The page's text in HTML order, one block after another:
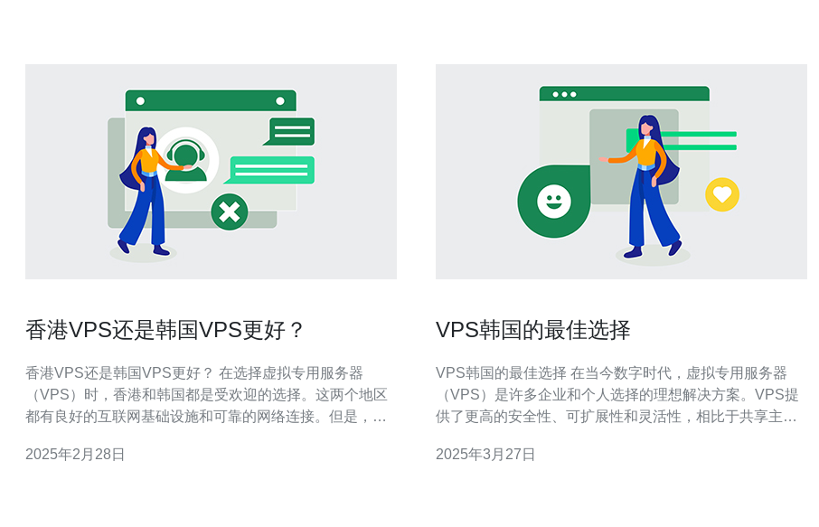
香港VPS还是韩国VPS更好？
香港VPS还是韩国VPS更好？ 在选择虚拟专用服务器
（VPS）时，香港和韩国都是受欢迎的选择。这两个地区
都有良好的互联网基础设施和可靠的网络连接。但是，到
度、价格、稳定性和隐私保护等方面进行比较，以帮助读
2025年2月28日
VPS韩国的最佳选择
VPS韩国的最佳选择 在当今数字时代，虚拟专用服务器
（VPS）是许多企业和个人选择的理想解决方案。VPS提
供了更高的安全性、可扩展性和灵活性，相比于共享主
时，韩国是一个备受推崇的选择。 韩国以其先进的技术和
2025年3月27日